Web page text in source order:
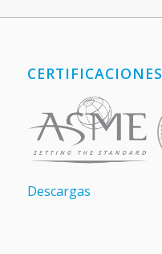
CERTIFICACIONES
Descargas